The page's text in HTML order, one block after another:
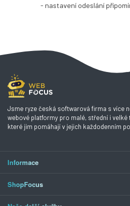
- nastavení odeslání
Jsme ryze česká softwarová firma s více
webové platformy pro malé, střední i
které jim pomáhají v jejich každodenním
Informace
ShopFocus